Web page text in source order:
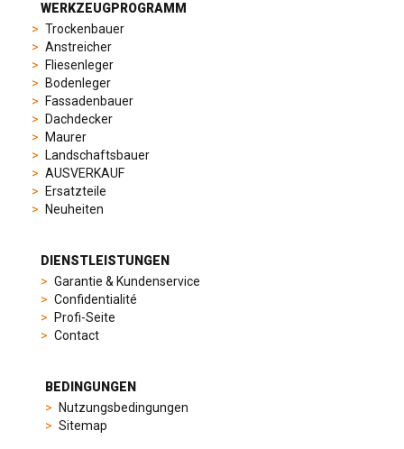
sporty
chronographs
elegant
watches.
model
chosen
timeless
recreated
measurements
WERKZEUGPROGRAMM
Trockenbauer
Anstreicher
Fliesenleger
Bodenleger
Fassadenbauer
Dachdecker
Maurer
Landschaftsbauer
AUSVERKAUF
Ersatzteile
Neuheiten
DIENSTLEISTUNGEN
Garantie & Kundenservice
Confidentialité
Profi-Seite
Contact
BEDINGUNGEN
Nutzungsbedingungen
Sitemap